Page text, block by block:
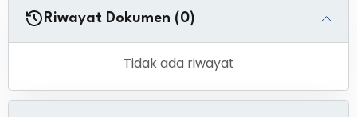
Riwayat Dokumen (0)
Tidak ada riwayat